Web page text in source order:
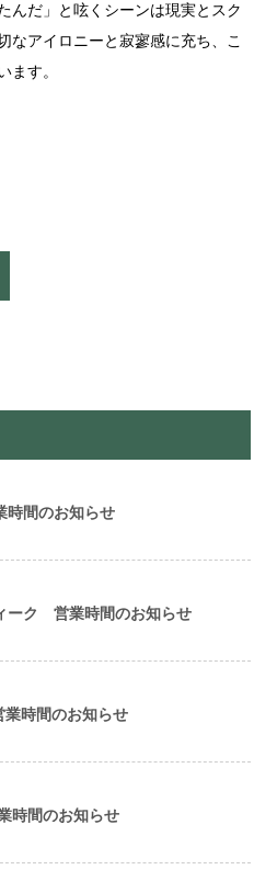
んだ」と呟くシーンは現実とスク
なアイロニーと寂寥感に充ち、こ
ます。
間のお知らせ
ーク 営業時間のお知らせ
時間のお知らせ
間のお知らせ